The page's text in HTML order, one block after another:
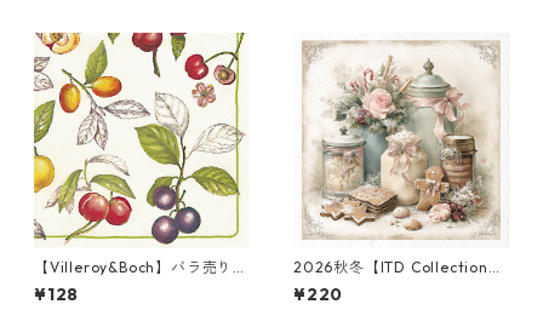
【Villeroy&Boch】バラ売り2
枚 ランチサイズ ペーパーナプ
キン CASCARA クリーム
¥128
2026秋冬【ITD Collection】
ミニサイズ ライスペーパー RS
M3025 デコパージュ
¥220